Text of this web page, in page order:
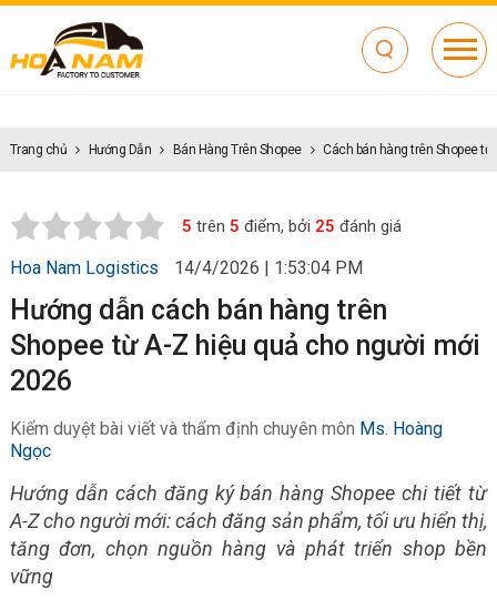
Trang chủ Hướng Dẫn Bán Hàng Trên Shopee Cách bán hàng trên Shopee
5 trên 5 điểm, bởi 25 đánh giá
Hoa Nam Logistics 14/4/2026 | 1:53:04 PM
Hướng dẫn cách bán hàng trên
Shopee từ A-Z hiệu quả cho người mới
2026
Kiểm duyệt bài viết và thẩm định chuyên môn Ms. Hoàng
Ngọc
Hướng dẫn cách đăng ký bán hàng Shopee chi tiết từ
A-Z cho người mới: cách đăng sản phẩm, tối ưu hiển thị,
tăng đơn, chọn nguồn hàng và phát triển shop bền
vững